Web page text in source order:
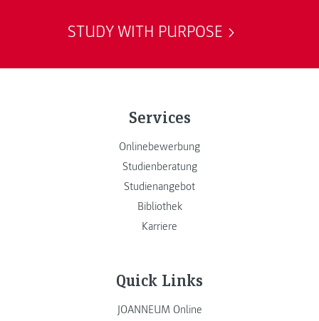
STUDY WITH PURPOSE
Services
Onlinebewerbung
Studienberatung
Studienangebot
Bibliothek
Karriere
Quick Links
JOANNEUM Online